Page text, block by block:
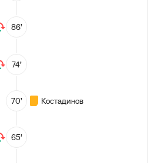
86’
74’
70’ Костадинов
65’